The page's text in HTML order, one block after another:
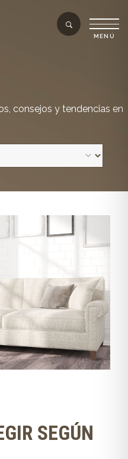
consejos y tendencias en
SEGÚN